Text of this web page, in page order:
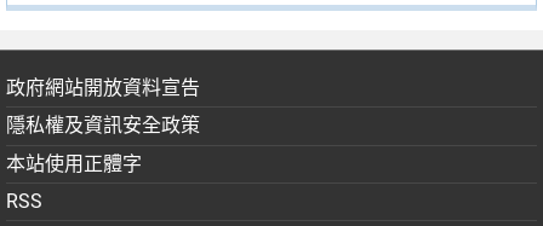
政府網站開放資料宣告
隱私權及資訊安全政策
本站使用正體字
RSS